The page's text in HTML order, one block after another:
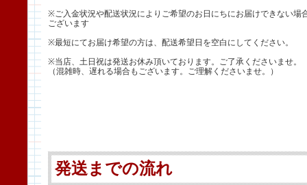
※ご入金状況や配送状況によりご希望のお日にちにお届けできない場
ございます
※最短にてお届け希望の方は、配送希望日を空白にしてください。
※当店、土日祝は発送お休み頂いております。ご了承くださいませ。
（混雑時、遅れる場合もございます。ご理解くださいませ。）
発送までの流れ